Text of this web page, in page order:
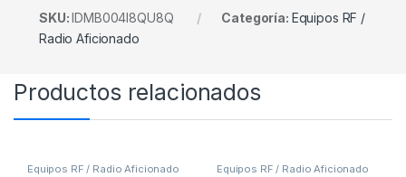
SKU:IDMB004I8QU8Q Categoría: Equipos RF /
Radio Aficionado
Productos relacionados
Equipos RF / Radio Aficionado Equipos RF / Radio Aficionado